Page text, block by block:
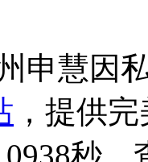
申慧因
，提供